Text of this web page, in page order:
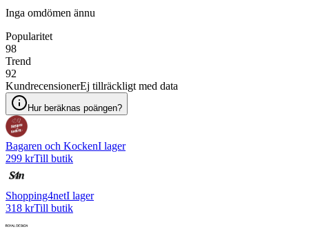
Inga omdömen ännu
Popularitet
98
Trend
92
KundrecensionerEj tillräckligt med data
Hur beräknas poängen?
Bagaren och KockenI lager
299 krTill butik
Shopping4netI lager
318 krTill butik